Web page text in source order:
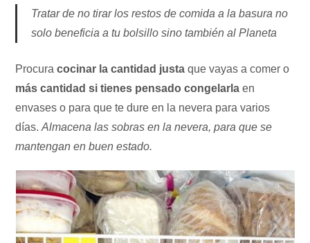
Tratar de no tirar los restos de comida a la basura no
solo beneficia a tu bolsillo sino también al Planeta
Procuracocinar la cantidad justa que vayas a comer o
más cantidad si tienes pensado congelarla en
envases o para que te dure en la nevera para varios
días.Almacena las sobras en la nevera, para que se
mantengan en buen estado.